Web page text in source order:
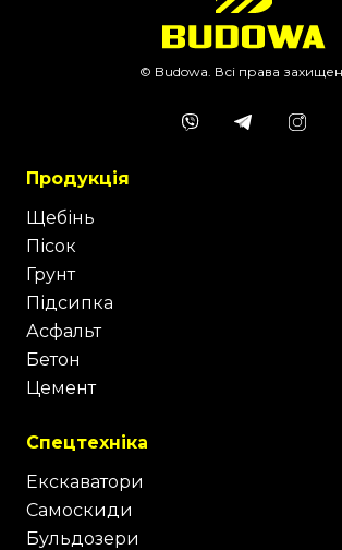
© Budowa. Всі права
Продукція
Щебінь
Пісок
Грунт
Підсипка
Асфальт
Бетон
Цемент
Спецтехніка
Екскаватори
Самоскиди
Бульдозери